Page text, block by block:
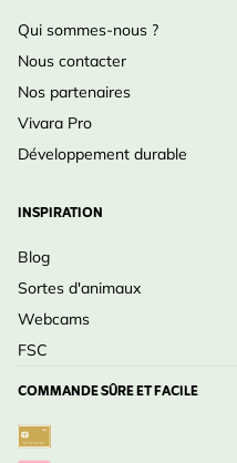
Qui sommes-nous ?
Nous contacter
Nos partenaires
Vivara Pro
Développement durable
INSPIRATION
Blog
Sortes d'animaux
Webcams
FSC
COMMANDE SÛRE ET FACILE